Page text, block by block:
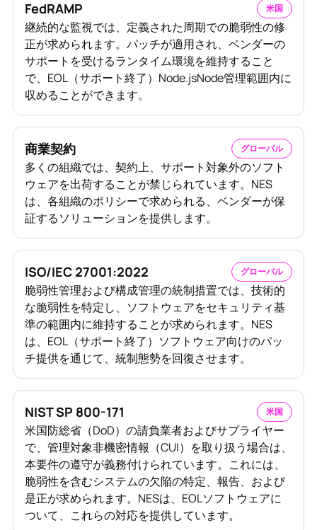
FedRAMP 米国
継続的な監視では、定義された周期での脆弱性の修
正が求められます。パッチが適用され、ベンダーの
サポートを受けるランタイム環境を維持すること
で、EOL（サポート終了）Node.jsNode管理範囲内に
収めることができます。
商業契約 グローバル
多くの組織では、契約上、サポート対象外のソフト
ウェアを出荷することが禁じられています。NES
は、各組織のポリシーで求められる、ベンダーが保
証するソリューションを提供します。
ISO/IEC 27001:2022 グローバル
脆弱性管理および構成管理の統制措置では、技術的
な脆弱性を特定し、ソフトウェアをセキュリティ基
準の範囲内に維持することが求められます。NES
は、EOL（サポート終了）ソフトウェア向けのパッ
チ提供を通じて、統制態勢を回復させます。
NIST SP 800-171 米国
米国防総省（DoD）の請負業者およびサプライヤー
で、管理対象非機密情報（CUI）を取り扱う場合は、
本要件の遵守が義務付けられています。これには、
脆弱性を含むシステムの欠陥の特定、報告、および
是正が求められます。NESは、EOLソフトウェアに
ついて、これらの対応を提供しています。